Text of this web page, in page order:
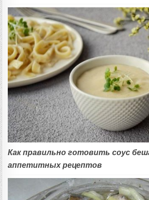
Как правильно готовить соус
аппетитных рецептов